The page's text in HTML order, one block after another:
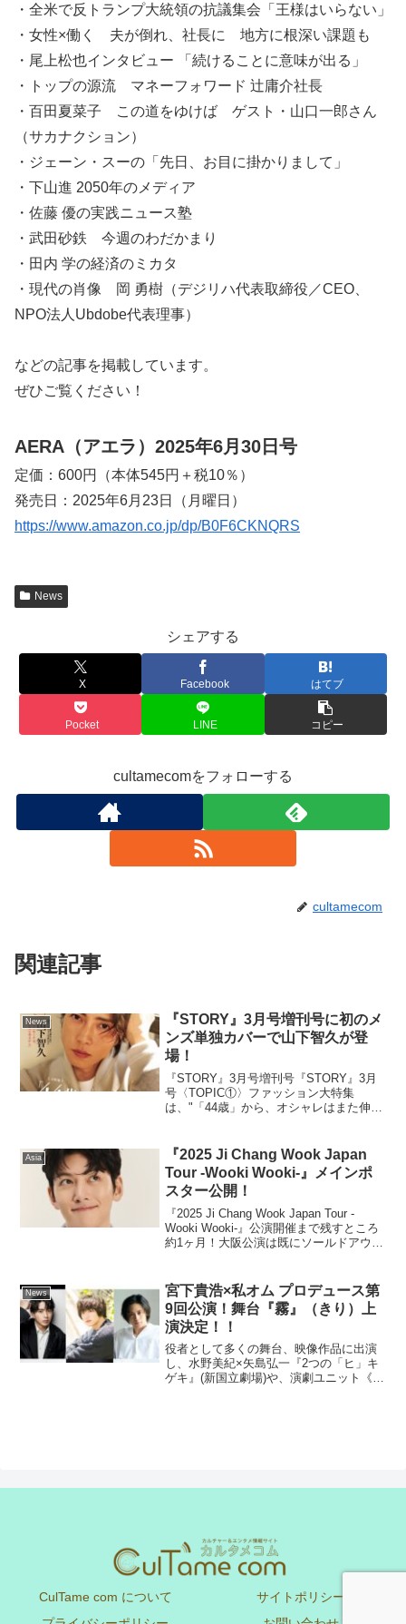
・全米で反トランプ大統領の抗議集会「王様はいらない」
・女性×働く 夫が倒れ、社長に 地方に根深い課題も
・尾上松也インタビュー 「続けることに意味が出る」
・トップの源流 マネーフォワード 辻庸介社長
・百田夏菜子 この道をゆけば ゲスト・山口一郎さん
（サカナクション）
・ジェーン・スーの「先日、お目に掛かりまして」
・下山進 2050年のメディア
・佐藤 優の実践ニュース塾
・武田砂鉄 今週のわだかまり
・田内 学の経済のミカタ
・現代の肖像 岡 勇樹（デジリハ代表取締役／CEO、
NPO法人Ubdobe代表理事）
などの記事を掲載しています。
ぜひご覧ください！
AERA（アエラ）2025年6月30日号
定価：600円（本体545円＋税10％）
発売日：2025年6月23日（月曜日）
https://www.amazon.co.jp/dp/B0F6CKNQRS
News
シェアする
X Facebook はてブ
Pocket LINE コピー
cultamecomをフォローする
cultamecom
関連記事
News
『STORY』3月号増刊号に初のメ
ンズ単独カバーで山下智久が登
場！
『STORY』3月号増刊号『STORY』3月
号〈TOPIC①〉ファッション大特集
は、"「44歳」から、オシャレはまた伸び
の変化など、様々な理由でオシャレが億
劫になる4...
Asia
『2025 Ji Chang Wook Japan
Tour -Wooki Wooki-』メインポ
スター公開！
『2025 Ji Chang Wook Japan Tour -
Wooki Wooki-』公演開催まで残すところ
約1ヶ月！大阪公演は既にソールドアウト
開！ドラマ「江南Bサ...
News
宮下貴浩×私オム プロデュース第
9回公演！舞台『霧』（きり）上
演決定！！
役者として多くの舞台、映像作品に出演
し、水野美紀×矢島弘一『2つの「ヒ」キ
ゲキ』(新国立劇場)や、演劇ユニット《プ
CulTame com について
サイトポリシー